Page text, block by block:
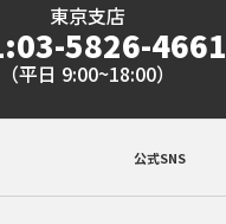
東京支店
5826-4661
（平日 9:00~18:00）
公式SNS